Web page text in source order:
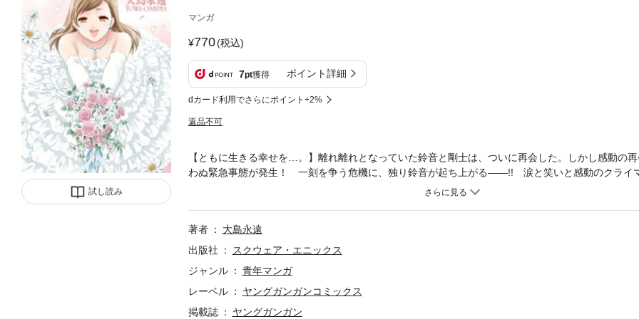
試し読み
マンガ
770(税込)
7pt獲得 ポイント詳細
dカード利用でさらにポイント+2%
返品不可
【ともに生きる幸せを…。】離れ離れとなっていた鈴音と剛士は、ついに再会した。しかし感動の
わぬ緊急事態が発生！ 一刻を争う危機に、独り鈴音が起ち上がる――!! 涙と笑いと感動のクライ
著者
大島永遠
出版社
スクウェア・エニックス
ジャンル
青年マンガ
レーベル
ヤングガンガンコミックス
掲載誌
ヤングガンガン